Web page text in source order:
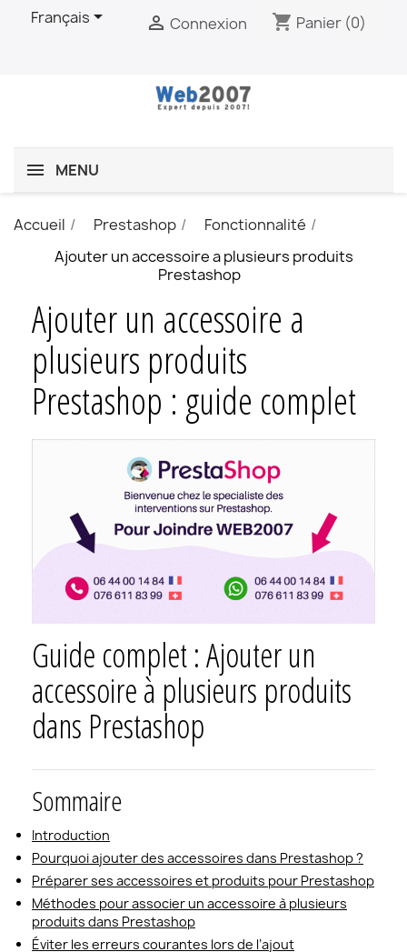
Français  Connexion shopping_cart Panier (0)
MENU
Accueil Prestashop
Fonctionnalité
Ajouter un accessoire a plusieurs produits
Prestashop
Ajouter un accessoire a
plusieurs produits
Prestashop : guide complet
Guide complet : Ajouter un
accessoire à plusieurs produits
dans Prestashop
Sommaire
Introduction
Pourquoi ajouter des accessoires dans Prestashop ?
Préparer ses accessoires et produits pour Prestashop
Méthodes pour associer un accessoire à plusieurs
produits dans Prestashop
Éviter les erreurs courantes lors de l’ajout